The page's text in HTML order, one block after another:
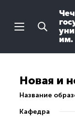
Новая и
Название
Кафедра